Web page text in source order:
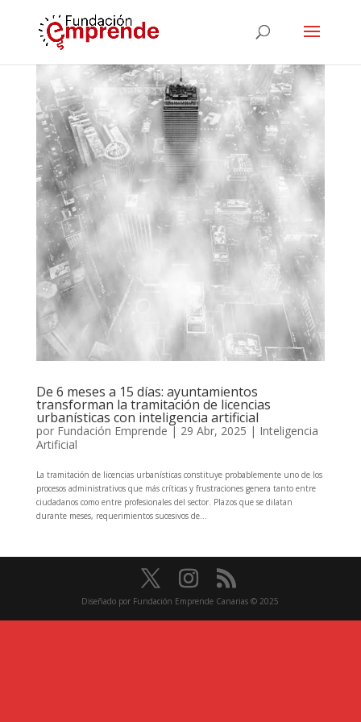
De 6 meses a 15 días: ayuntamientos
transforman la tramitación de licencias
urbanísticas con inteligencia artificial
por Fundación Emprende| 29 Abr, 2025 | Inteligencia
Artificial
La tramitación de licencias urbanísticas constituye probablemente uno de los
procesos administrativos que más críticas y frustraciones genera tanto entre
ciudadanos como entre profesionales del sector. Plazos que se dilatan
durante meses, requerimientos sucesivos de...
Diseñado por Fundación Emprende Canarias © 2025